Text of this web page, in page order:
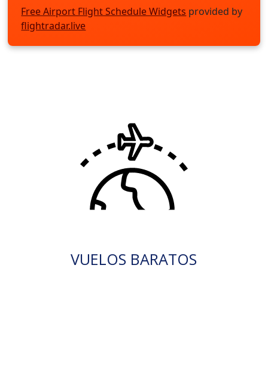
Free Airport Flight Schedule Widgets provided by
flightradar.live
VUELOS BARATOS